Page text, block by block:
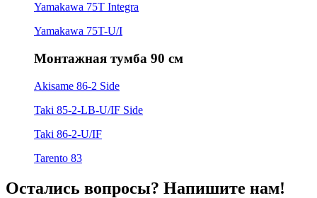
Yamakawa 75T Integra
Yamakawa 75T-U/I
Монтажная тумба 90 см
Akisame 86-2 Side
Taki 85-2-LB-U/IF Side
Taki 86-2-U/IF
Tarento 83
Остались вопросы? Напишите нам!